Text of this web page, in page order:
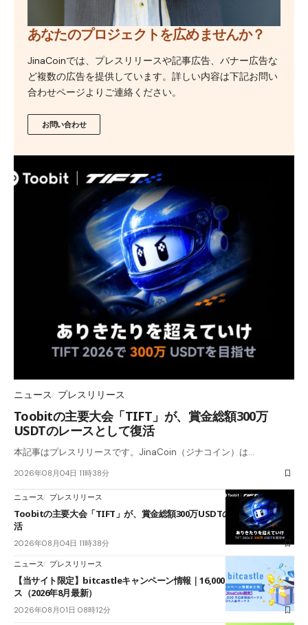
あなたのプロジェクトを広めませんか？
JinaCoinでは、プレスリリースや記事広告、バナー広告な
ど複数の広告を提供しています。詳しい内容は下記お問い
合わせページよりご連絡ください。
お問い合わせ
ニュース プレスリリース
Toobitの主要大会「TIFT」が、賞金総額300万
USDTのレースとして復活
本記事はプレスリリースです。JinaCoin（ジナコイン）は…
2026年08月04日 11時38分
ニュース プレスリリース
Toobitの主要大会「TIFT」が、賞金総額300万USDTのレースとして復
活
2026年08月04日 11時38分
ニュース プレスリリース
【当サイト限定】bitcastleキャンペーン情報｜16,000円口座開設ボーナ
ス（2026年8月最新）
2026年08月01日 08時12分